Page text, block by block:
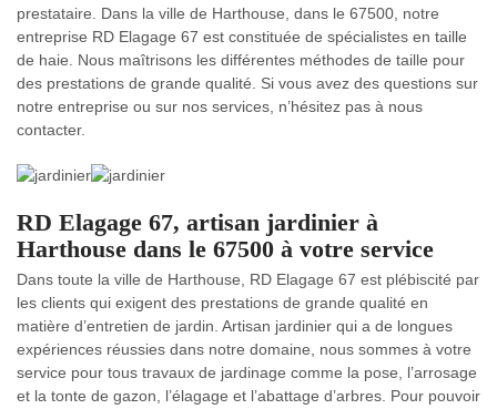
prestataire. Dans la ville de Harthouse, dans le 67500, notre
entreprise RD Elagage 67 est constituée de spécialistes en taille
de haie. Nous maîtrisons les différentes méthodes de taille pour
des prestations de grande qualité. Si vous avez des questions sur
notre entreprise ou sur nos services, n’hésitez pas à nous
contacter.
RD Elagage 67, artisan jardinier à
Harthouse dans le 67500 à votre service
Dans toute la ville de Harthouse, RD Elagage 67 est plébiscité par
les clients qui exigent des prestations de grande qualité en
matière d’entretien de jardin. Artisan jardinier qui a de longues
expériences réussies dans notre domaine, nous sommes à votre
service pour tous travaux de jardinage comme la pose, l’arrosage
et la tonte de gazon, l’élagage et l’abattage d’arbres. Pour pouvoir